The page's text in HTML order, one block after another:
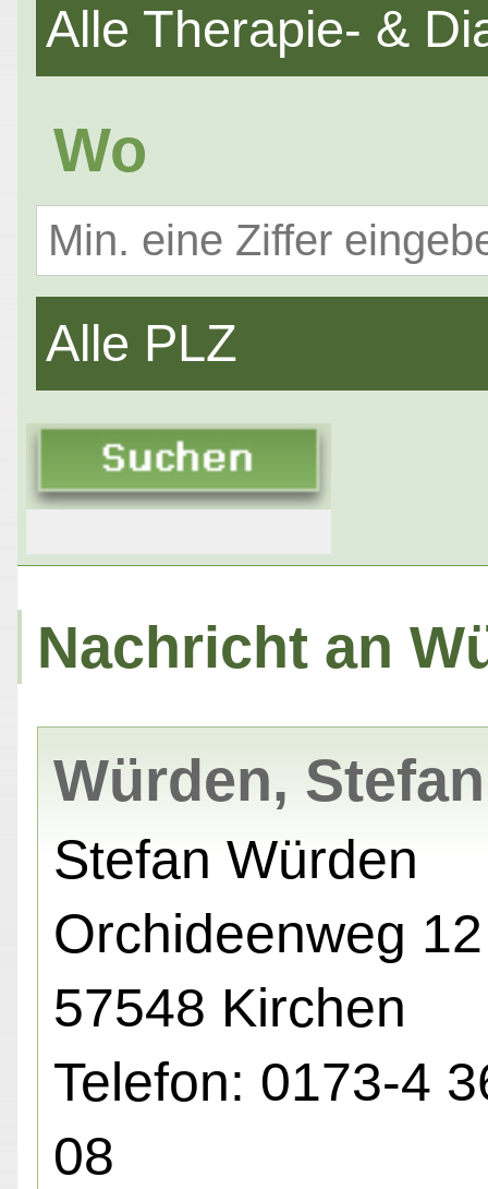
Alle Therapie- &
Wo
Alle PLZ
Nachricht an
Würden, Stefan
Stefan Würden
Orchideenweg
57548 Kirchen
Telefon: 0173-4
08